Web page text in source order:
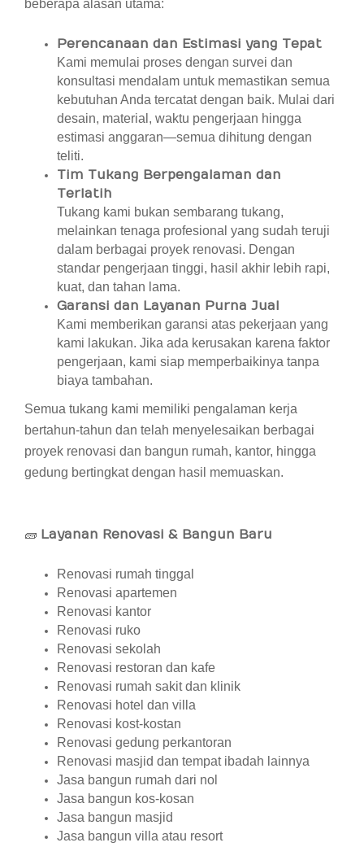
beberapa alasan utama:
Perencanaan dan Estimasi yang Tepat
Kami memulai proses dengan survei dan
konsultasi mendalam untuk memastikan semua
kebutuhan Anda tercatat dengan baik. Mulai dari
desain, material, waktu pengerjaan hingga
estimasi anggaran—semua dihitung dengan
teliti.
Tim Tukang Berpengalaman dan
Terlatih
Tukang kami bukan sembarang tukang,
melainkan tenaga profesional yang sudah teruji
dalam berbagai proyek renovasi. Dengan
standar pengerjaan tinggi, hasil akhir lebih rapi,
kuat, dan tahan lama.
Garansi dan Layanan Purna Jual
Kami memberikan garansi atas pekerjaan yang
kami lakukan. Jika ada kerusakan karena faktor
pengerjaan, kami siap memperbaikinya tanpa
biaya tambahan.
Semua tukang kami memiliki pengalaman kerja
bertahun-tahun dan telah menyelesaikan berbagai
proyek renovasi dan bangun rumah, kantor, hingga
gedung bertingkat dengan hasil memuaskan.
🧱 Layanan Renovasi & Bangun Baru
Renovasi rumah tinggal
Renovasi apartemen
Renovasi kantor
Renovasi ruko
Renovasi sekolah
Renovasi restoran dan kafe
Renovasi rumah sakit dan klinik
Renovasi hotel dan villa
Renovasi kost-kostan
Renovasi gedung perkantoran
Renovasi masjid dan tempat ibadah lainnya
Jasa bangun rumah dari nol
Jasa bangun kos-kosan
Jasa bangun masjid
Jasa bangun villa atau resort